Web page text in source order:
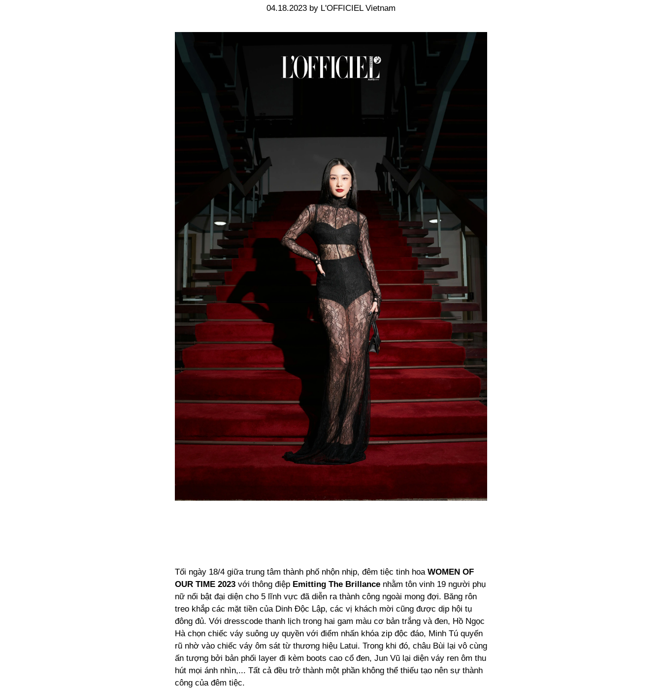
04.18.2023 by L'OFFICIEL Vietnam
Tối ngày 18/4 giữa trung tâm thành phố nhộn nhịp, đêm tiệc tinh hoa WOMEN OF
OUR TIME 2023 với thông điệp Emitting The Brillance nhằm tôn vinh 19 người phụ
nữ nổi bật đại diện cho 5 lĩnh vực đã diễn ra thành công ngoài mong đợi. Băng rôn
treo khắp các mặt tiền của Dinh Độc Lập, các vị khách mời cũng được dịp hội tụ
đông đủ. Với dresscode thanh lịch trong hai gam màu cơ bản trắng và đen, Hồ Ngọc
Hà chọn chiếc váy suông uy quyền với điểm nhấn khóa zip độc đáo, Minh Tú quyến
rũ nhờ vào chiếc váy ôm sát từ thương hiệu Latui. Trong khi đó, châu Bùi lại vô cùng
ấn tượng bởi bản phối layer đi kèm boots cao cổ đen, Jun Vũ lại diện váy ren ôm thu
hút mọi ánh nhìn,... Tất cả đều trở thành một phần không thể thiếu tạo nên sự thành
công của đêm tiệc.